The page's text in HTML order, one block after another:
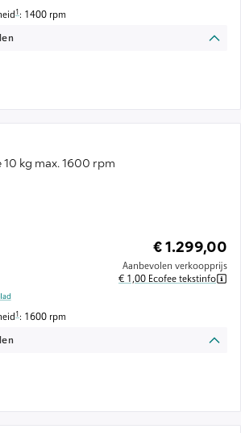
Voetnoot 1: De maximale centrifugesnelheid wordt automatisch
1: 1400 rpm
kg max. 1600 rpm
€ 1.299,00
Aanbevolen verkoopprijs
€ 1,00 Ecofee tekstinfo
Voetnoot 1: De maximale centrifugesnelheid wordt automatisch
1: 1600 rpm